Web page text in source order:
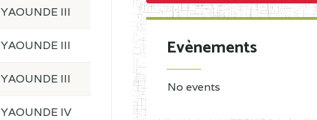
YAOUNDE III
YAOUNDE III
YAOUNDE III
YAOUNDE IV
Evènements
No events